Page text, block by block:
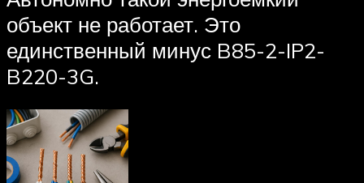
объект не работает. Это
единственный минус B85-2-IP2-
B220-3G.